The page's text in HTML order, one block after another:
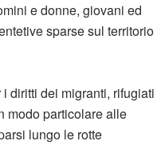
e donne, giovani ed
sparse sul territorio
diritti dei migranti, rifugiati
modo particolare alle
lungo le rotte